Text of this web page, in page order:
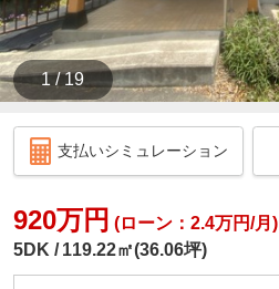
1 / 19
支払いシミュレーション
920万円 (ローン：2.4万円/月)
5DK
119.22㎡(36.06坪)